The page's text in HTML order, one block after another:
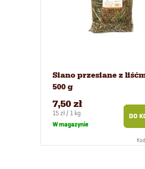
Siano przesiane z
500 g
7,50 zł
Cena
jednostkowa:
15 zł / 1 kg
W magazynie
DO